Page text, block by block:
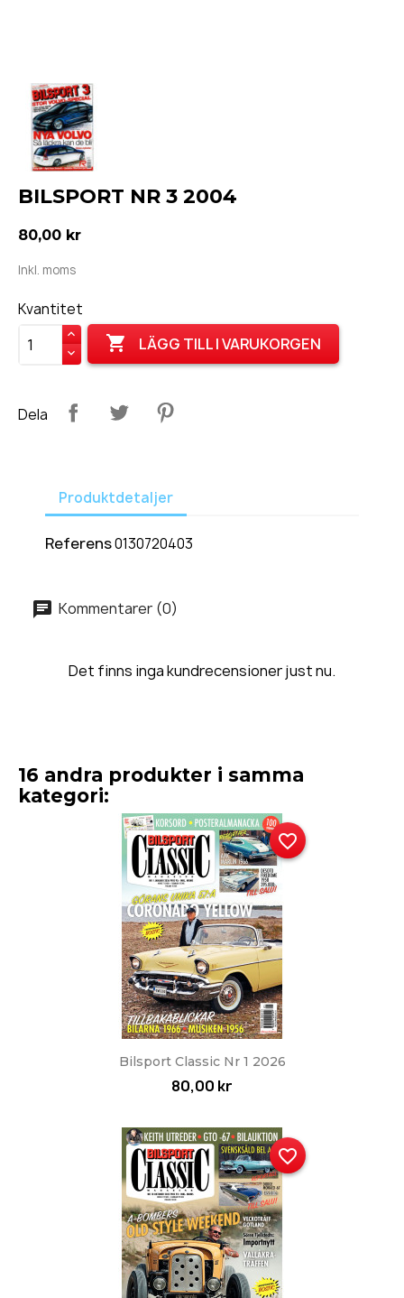
BILSPORT NR 3 2004
80,00 kr
Inkl. moms
Kvantitet
 LÄGG TILL I VARUKORGEN
Dela
Produktdetaljer
Referens0130720403
Kommentarer (0)
Det finns inga kundrecensioner just nu.
16 andra produkter i samma
kategori:
Bilsport Classic Nr 1 2026
80,00 kr
favorite_border
favorite_border